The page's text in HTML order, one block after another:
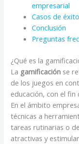
empresarial
Casos de
Conclusión
Preguntas
¿Qué es la
La gamificación se
de los juegos en
educación, con el
En el ámbito
técnicas a
tareas rutinarias o
atractivas y